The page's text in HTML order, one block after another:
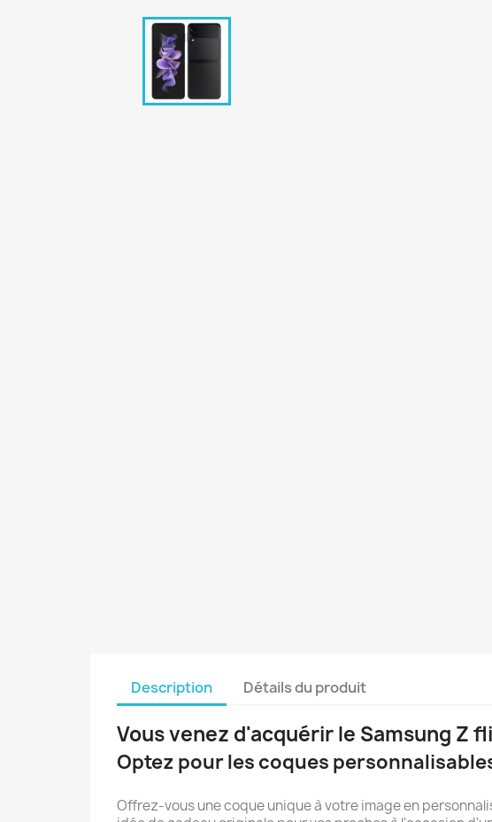
Description Détails du produit
Vous venez d'acquérir le Samsung Z
Optez pour les coques
Offrez-vous une coque unique à votre image en